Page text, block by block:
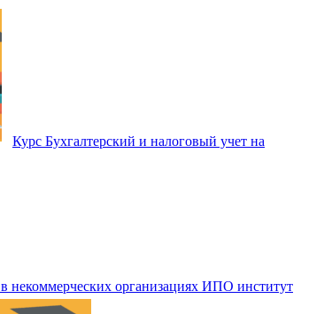
Курс Бухгалтерский и налоговый учет на
некоммерческих организациях ИПО институт